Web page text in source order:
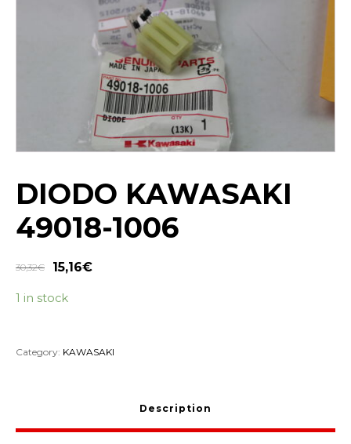
DIODO KAWASAKI
49018-1006
30,32€ 15,16€
1 in stock
Category: KAWASAKI
Description